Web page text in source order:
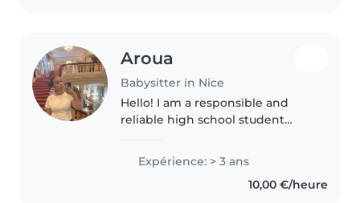
Aroua
Babysitter in Nice
Hello! I am a responsible and
reliable high school student
enjoy taking care of children,
helping with homework, and
organizing fun and safe
Expérience: > 3 ans
10,00 €/heure